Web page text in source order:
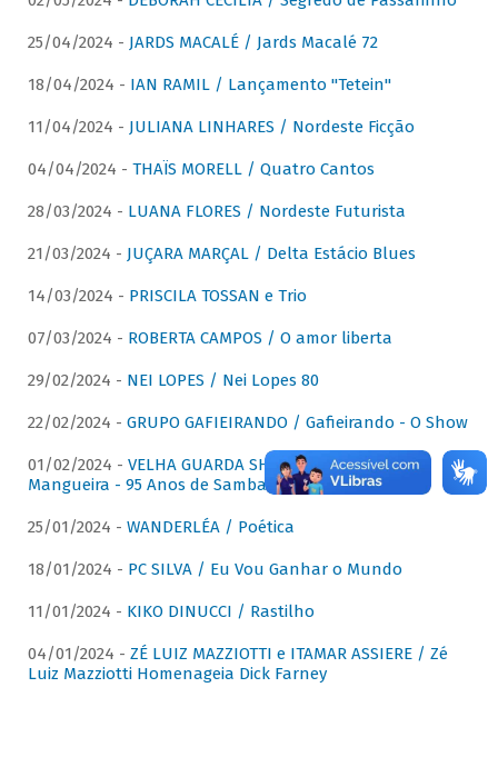
25/04/2024 - JARDS MACALÉ / Jards Macalé 72
18/04/2024 - IAN RAMIL / Lançamento "Tetein"
11/04/2024 - JULIANA LINHARES / Nordeste Ficção
04/04/2024 - THAÏS MORELL / Quatro Cantos
28/03/2024 - LUANA FLORES / Nordeste Futurista
21/03/2024 - JUÇARA MARÇAL / Delta Estácio Blues
14/03/2024 - PRISCILA TOSSAN e Trio
07/03/2024 - ROBERTA CAMPOS / O amor liberta
29/02/2024 - NEI LOPES / Nei Lopes 80
22/02/2024 - GRUPO GAFIEIRANDO / Gafieirando - O Show
01/02/2024 - VELHA GUARDA SHOW DA MANGUEIRA /
Mangueira - 95 Anos de Samba
25/01/2024 - WANDERLÉA / Poética
18/01/2024 - PC SILVA / Eu Vou Ganhar o Mundo
11/01/2024 - KIKO DINUCCI / Rastilho
04/01/2024 - ZÉ LUIZ MAZZIOTTI e ITAMAR ASSIERE / Zé
Luiz Mazziotti Homenageia Dick Farney